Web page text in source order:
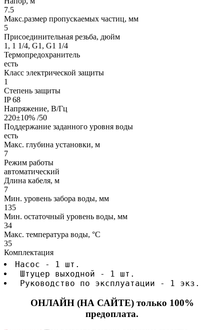
7.5
Макс.размер пропускаемых частиц, мм
5
Присоединительная резьба, дюйм
1, 1 1/4, G1, G1 1/4
Термопредохранитель
есть
Класс электрической защиты
1
Степень защиты
IP 68
Напряжение, В/Гц
220±10% /50
Поддержание заданного уровня воды
есть
Макс. глубина установки, м
7
Режим работы
автоматический
Длина кабеля, м
7
Мин. уровень забора воды, мм
135
Мин. остаточный уровень воды, мм
34
Макс. температура воды, °C
35
Комплектация
Насос - 1 шт.
Штуцер выходной - 1 шт.
Руководство по эксплуатации - 1 экз.
ОНЛАЙН (НА САЙТЕ) только 100%
предоплата.